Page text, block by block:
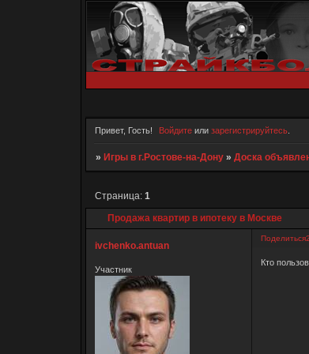
Привет, Гость! Войдите илизарегистрируйтесь
» Игры в г.Ростове-на-Дону » Доска
Продажа квартир в ипотеку в Москве
Страница: 1
Поделиться
ivchenko.antuan
Участник
Кто